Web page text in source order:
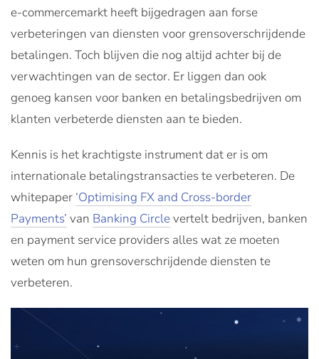
e-commercemarkt heeft bijgedragen aan forse
verbeteringen van diensten voor grensoverschrijdende
betalingen. Toch blijven die nog altijd achter bij de
verwachtingen van de sector. Er liggen dan ook
genoeg kansen voor banken en betalingsbedrijven om
klanten verbeterde diensten aan te bieden.
Kennis is het krachtigste instrument dat er is om
internationale betalingstransacties te verbeteren. De
whitepaper ‘Optimising FX and Cross-border
Payments’ van Banking Circlevertelt bedrijven, banken
en payment service providers alles wat ze moeten
weten om hun grensoverschrijdende diensten te
verbeteren.